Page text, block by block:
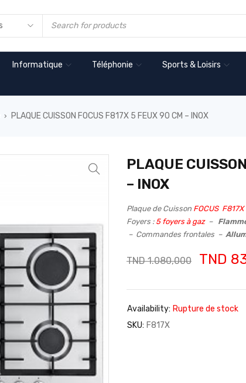
Informatique Téléphonie Sports & Loisirs
› PLAQUE CUISSON FOCUS F817X 5 FEUX 90 CM – INOX
PLAQUE
– INOX
Plaque de Cuisson FOCUS F817X
Foyers :5 foyers à gaz –
– Commandes frontales –
TND1.080,000 TND
Availability: Rupture de stock
SKU: F817X